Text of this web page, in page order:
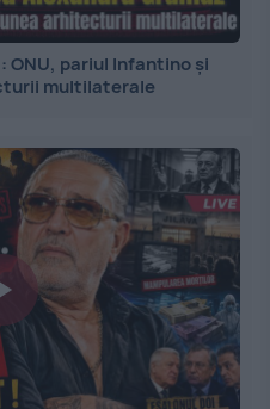
ONU, pariul Infantino și
multilaterale